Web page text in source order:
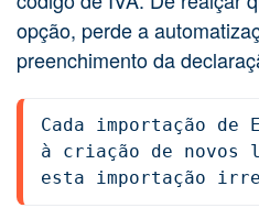
opção, perde a
preenchimento da
Cada importação de
à criação de novos
esta importação